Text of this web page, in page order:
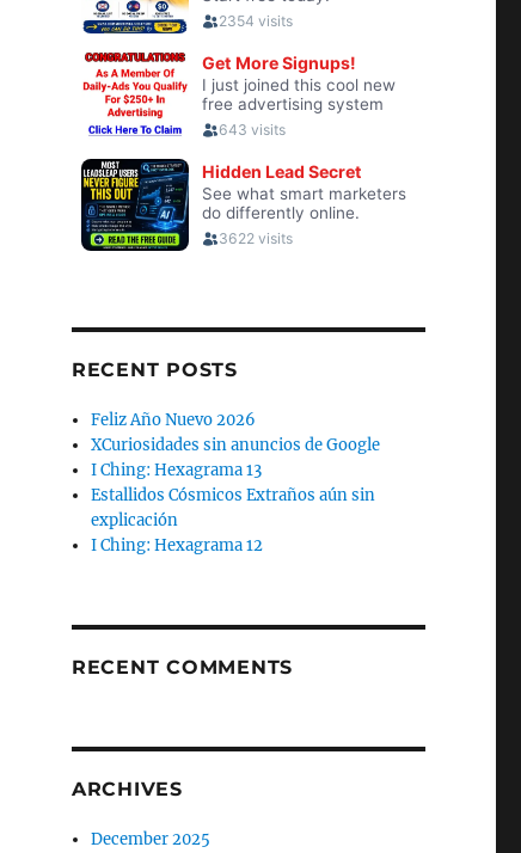
RECENT POSTS
Feliz Año Nuevo 2026
XCuriosidades sin anuncios de Google
I Ching: Hexagrama 13
Estallidos Cósmicos Extraños aún sin
explicación
I Ching: Hexagrama 12
RECENT COMMENTS
ARCHIVES
December 2025